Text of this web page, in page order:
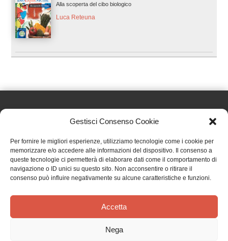
Gestisci Consenso Cookie
Per fornire le migliori esperienze, utilizziamo tecnologie come i cookie per
memorizzare e/o accedere alle informazioni del dispositivo. Il consenso a
queste tecnologie ci permetterà di elaborare dati come il comportamento di
navigazione o ID unici su questo sito. Non acconsentire o ritirare il
consenso può influire negativamente su alcune caratteristiche e funzioni.
Accetta
Nega
Alla scoperta del cibo biologico
Luca Reteuna
Effatà Editrice di Pellegrino Paolo SAS
C.F. e P.IVA 09655250018
Via Tre Denti, 1 - 10060 Cantalupa (TO)
Telefono: (+39) 0121 353452 - Fax: (+39) 0121 353839
TERMINI E CONDIZIONI